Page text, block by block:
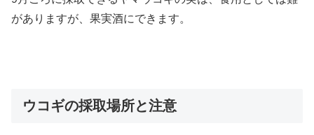
がありますが、果実酒にできます。
ウコギの採取場所と注意